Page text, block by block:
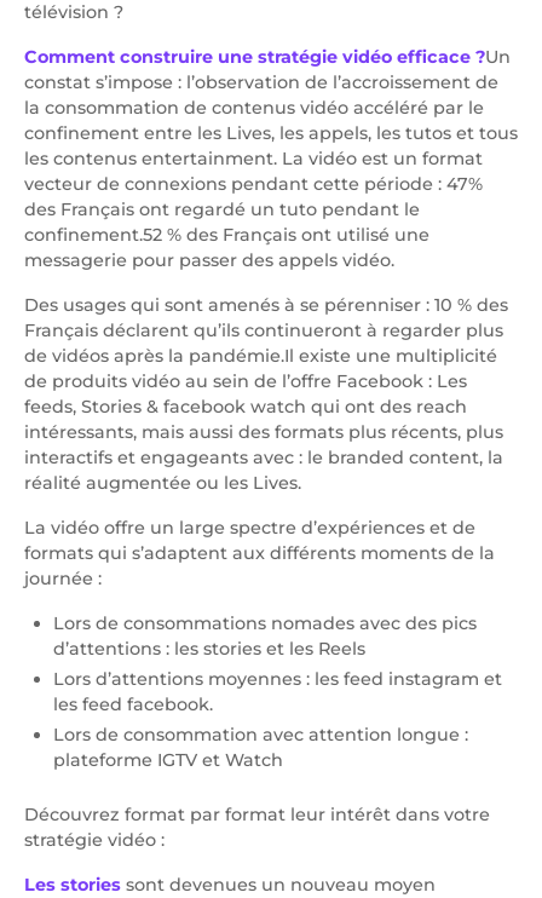
télévision ?
Comment construire une stratégie vidéo efficace ?Un
constat s’impose : l’observation de l’accroissement de
la consommation de contenus vidéo accéléré par le
confinement entre les Lives, les appels, les tutos et tous
les contenus entertainment. La vidéo est un format
vecteur de connexions pendant cette période : 47%
des Français ont regardé un tuto pendant le
confinement.52 % des Français ont utilisé une
messagerie pour passer des appels vidéo.
Des usages qui sont amenés à se pérenniser : 10 % des
Français déclarent qu’ils continueront à regarder plus
de vidéos après la pandémie.Il existe une multiplicité
de produits vidéo au sein de l’offre Facebook : Les
feeds, Stories & facebook watch qui ont des reach
intéressants, mais aussi des formats plus récents, plus
interactifs et engageants avec : le branded content, la
réalité augmentée ou les Lives.
La vidéo offre un large spectre d’expériences et de
formats qui s’adaptent aux différents moments de la
journée :
Lors de consommations nomades avec des pics
d’attentions : les stories et les Reels
Lors d’attentions moyennes : les feed instagram et
les feed facebook.
Lors de consommation avec attention longue :
plateforme IGTV et Watch
Découvrez format par format leur intérêt dans votre
stratégie vidéo :
Les stories sont devenues un nouveau moyen